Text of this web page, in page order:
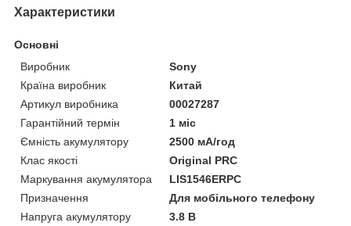
Характеристики
Основні
Виробник
Sony
Країна виробник
Китай
Артикул виробника
00027287
Гарантійний термін
1 міс
Ємність акумулятору
2500 мА/год
Клас якості
Original PRC
Маркування акумулятора
LIS1546ERPC
Призначення
Для мобільного телефону
Напруга акумулятору
3.8 В